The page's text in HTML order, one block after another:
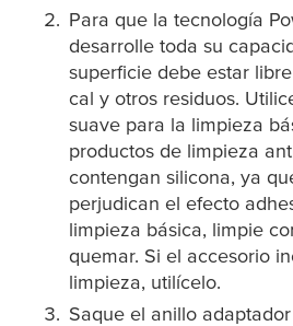
Para que la tecnología
desarrolle toda su
superficie debe estar
cal y otros residuos.
suave para la limpieza
productos de limpieza
contengan silicona, ya
perjudican el efecto
limpieza básica, limpie
quemar. Si el accesorio
limpieza, utilícelo.
Saque el anillo